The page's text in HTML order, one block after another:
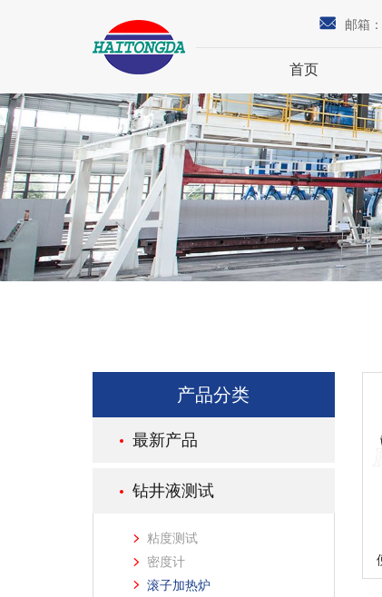
邮箱：
首页
产品分类
最新产品
钻井液测试
粘度测试
密度计
滚子加热炉